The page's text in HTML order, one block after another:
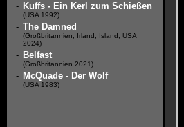
- Kuffs - Ein Kerl zum Schießen
(USA 1992)
- The Damned
(Großbritannien, Irland, Island, USA
2024)
- Belfast
(Großbritannien 2021)
- McQuade - Der Wolf
(USA 1983)